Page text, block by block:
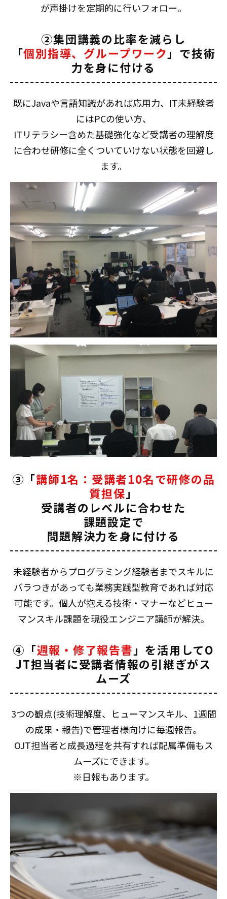
が声掛けを定期的に行いフォロー。
②集団講義の比率を減らし
「個別指導、グループワーク 」で技術
力を身に付ける
既にJavaや言語知識があれば応用力、IT未経験者
にはPCの使い方、
ITリテラシー含めた基礎強化など受講者の理解度
に合わせ研修に全くついていけない状態を回避し
ます。
③「講師1名：受講者10名で研修の品
質担保」
受講者のレベルに合わせた
課題設定で
問題解決力を身に付ける
未経験者からプログラミング経験者までスキルに
バラつきがあっても業務実践型教育であれば対応
可能です。個人が抱える技術・マナーなどヒュー
マンスキル課題を現役エンジニア講師が解決。
④「週報・修了報告書」を活用してO
JT担当者に受講者情報の引継ぎがス
ムーズ
3つの観点(技術理解度、ヒューマンスキル、1週間
の成果・報告)で管理者様向けに毎週報告。
OJT担当者と成長過程を共有すれば配属準備もス
ムーズにできます。
※日報もあります。